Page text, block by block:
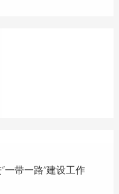
一带一路”建设工作